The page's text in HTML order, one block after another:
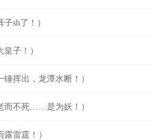
sh了！）
子！）
挥出，龙潭水断！）
而不死……是为妖！）
雷霆！）